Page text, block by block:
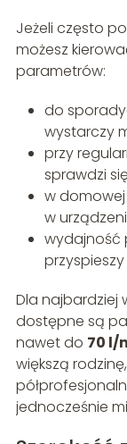
Jeżeli często
możesz
parametrów:
do
wystarczy
przy
sprawdzi
w domowej
w
wydajność
Dla najbardziej
dostępne są
nawet do 70 l/
większą
jednocześnie